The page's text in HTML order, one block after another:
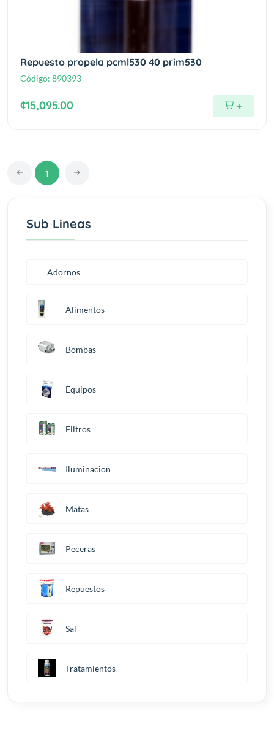
Repuesto propela pcml530 40 prim530
Código: 890393
¢15,095.00 +
1
Sub Lineas
Adornos
Alimentos
Bombas
Equipos
Filtros
Iluminacion
Matas
Peceras
Repuestos
Sal
Tratamientos